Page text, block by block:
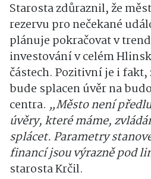
Starosta zdůraznil, že
rezervu pro nečekané
plánuje pokračovat v
investování v celém
částech. Pozitivní je i
bude splacen úvěr na
centra. „Město není
úvěry, které máme,
splácet. Parametry
financí jsou výrazně pod
starosta Krčil.